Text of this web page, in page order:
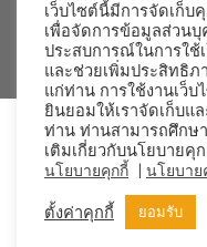
นโยบายข้อมูลส่วนบุคคล
©2026 Goodwill
เว็บไซต์นี้มีการจัดเก็บ
เพื่อจัดการข้อมูลส่วนบุ
ประสบการณ์ในการใช้
และช่วยเพิ่มประสิทธิภ
แก่ท่าน การใช้งานเว็บ
ยินยอมให้เราจัดเก็บแ
ท่าน ท่านสามารถศึกษ
เติมเกี่ยวกับนโยบายคุ
นโยบายคุกกี้ | นโยบาย
ตั้งค่าคุกกี้ ยอมรับ